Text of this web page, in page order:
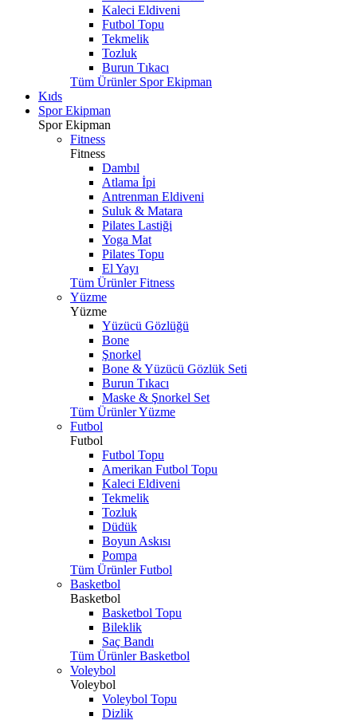
Kaleci Eldiveni
Futbol Topu
Tekmelik
Tozluk
Burun Tıkacı
Tüm Ürünler Spor Ekipman
Kıds
Spor Ekipman
Spor Ekipman
Fitness
Fitness
Dambıl
Atlama İpi
Antrenman Eldiveni
Suluk & Matara
Pilates Lastiği
Yoga Mat
Pilates Topu
El Yayı
Tüm Ürünler Fitness
Yüzme
Yüzme
Yüzücü Gözlüğü
Bone
Şnorkel
Bone & Yüzücü Gözlük Seti
Burun Tıkacı
Maske & Şnorkel Set
Tüm Ürünler Yüzme
Futbol
Futbol
Futbol Topu
Amerikan Futbol Topu
Kaleci Eldiveni
Tekmelik
Tozluk
Düdük
Boyun Askısı
Pompa
Tüm Ürünler Futbol
Basketbol
Basketbol
Basketbol Topu
Bileklik
Saç Bandı
Tüm Ürünler Basketbol
Voleybol
Voleybol
Voleybol Topu
Dizlik